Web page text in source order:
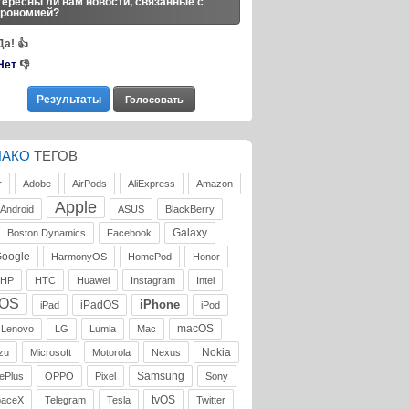
👍
👎
ТЕГОВ
Adobe AirPods AliExpress Amazon
Android Apple ASUS BlackBerry
Boston Dynamics Facebook
Galaxy
HarmonyOS HomePod Honor
HP HTC Huawei Instagram Intel
iPad iPadOS iPhone iPod
Lenovo LG Lumia Mac macOS
Microsoft Motorola Nexus Nokia
OPPO Pixel Samsung Sony
Telegram Tesla tvOS Twitter